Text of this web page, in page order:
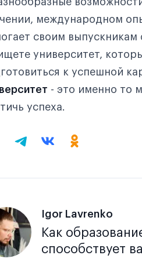
международном
своим выпускникам
университет,
к успешной
- это именно то
успеха.
Igor Lavrenko
Как
способствует